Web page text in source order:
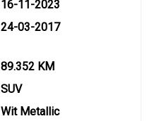
16-11-2023
24-03-2017
89.352 KM
SUV
Wit Metallic